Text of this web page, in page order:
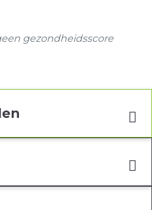
gezondheidsscore